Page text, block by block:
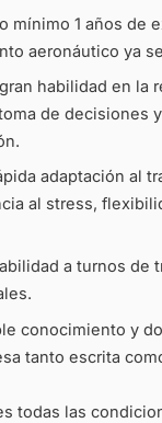
mínimo 1 años de
aeronáutico ya
habilidad en la
de decisiones
adaptación al
al stress,
a turnos de
conocimiento y
tanto escrita
todas las